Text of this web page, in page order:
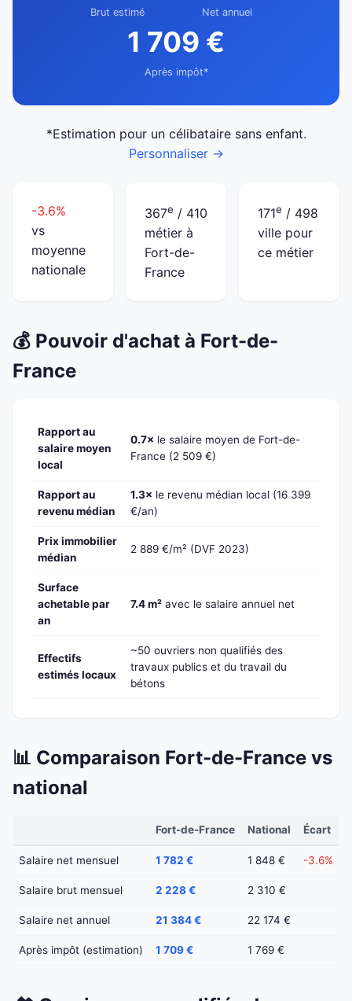
Brut estimé Net annuel
1 709 €
Après impôt*
*Estimation pour un célibataire sans enfant.
Personnaliser →
-3.6%
vs
moyenne
nationale
367e / 410
métier à
Fort-de-
France
171e / 498
ville pour
ce métier
💰 Pouvoir d'achat à Fort-de-
France
Rapport au
salaire moyen
local
0.7× le salaire moyen de Fort-de-
France (2 509 €)
Rapport au
revenu médian
1.3× le revenu médian local (16 399
€/an)
Prix immobilier
médian
2 889 €/m² (DVF 2023)
Surface
achetable par
an
7.4 m² avec le salaire annuel net
Effectifs
estimés locaux
~50 ouvriers non qualifiés des
travaux publics et du travail du
bétons
📊 Comparaison Fort-de-France vs
national
Fort-de-France National Écart
Salaire net mensuel 1 782 € 1 848 € -3.6%
Salaire brut mensuel 2 228 € 2 310 €
Salaire net annuel 21 384 € 22 174 €
Après impôt (estimation) 1 709 € 1 769 €